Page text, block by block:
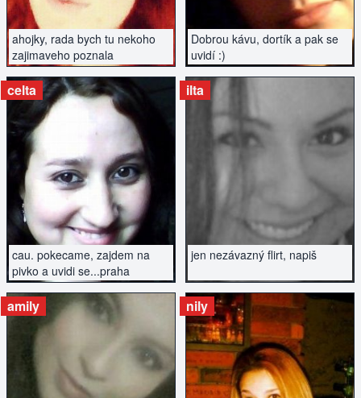
ahojky, rada bych tu nekoho
zajimaveho poznala
Dobrou kávu, dortík a pak se
uvidí :)
cau. pokecame, zajdem na
pivko a uvidi se...praha
celta
ZOBRAZIT INZERÁT
jen nezávazný flirt, napiš
ilta
amily
ZOBRAZIT INZERÁT
nily
ZOBRAZIT INZERÁT